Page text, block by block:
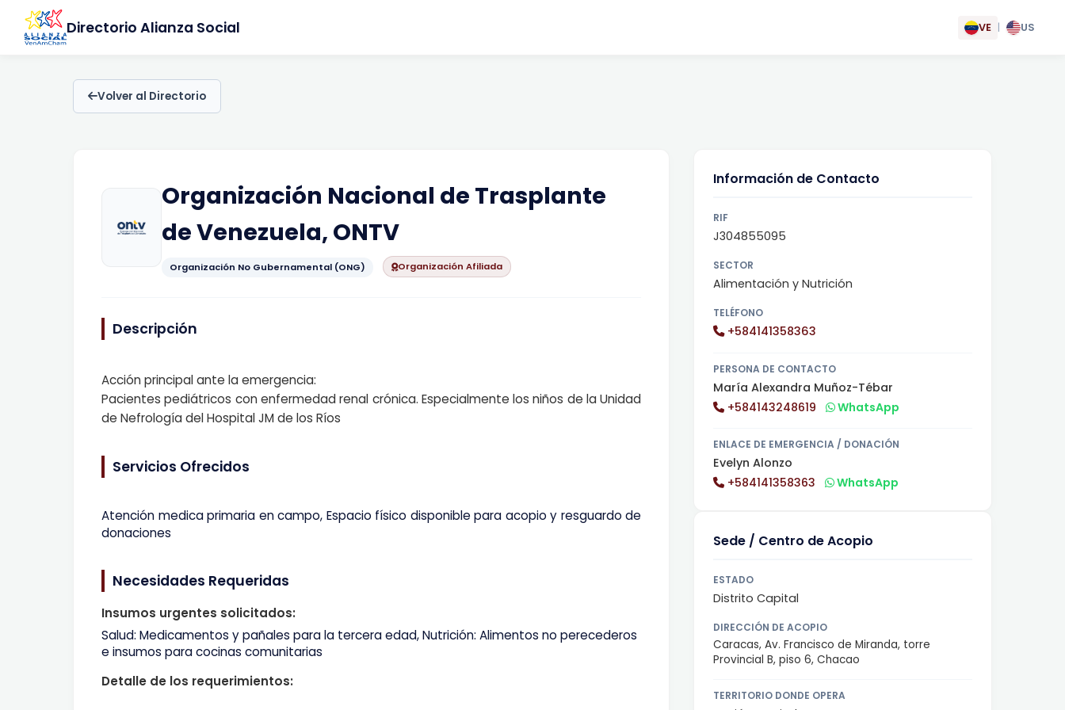
Directorio Alianza Social VE | US
Volver al Directorio
Organización Nacional de Trasplante
de Venezuela, ONTV
Organización No Gubernamental (ONG) Organización Afiliada
Descripción
Acción principal ante la emergencia:
Pacientes pediátricos con enfermedad renal crónica. Especialmente los niños de la Unidad
de Nefrología del Hospital JM de los Ríos
Servicios Ofrecidos
Atención medica primaria en campo, Espacio físico disponible para acopio y resguardo de
donaciones
Necesidades Requeridas
Insumos urgentes solicitados:
Salud: Medicamentos y pañales para la tercera edad, Nutrición: Alimentos no perecederos
e insumos para cocinas comunitarias
Detalle de los requerimientos:
Información de Contacto
RIF
J304855095
SECTOR
Alimentación y Nutrición
TELÉFONO
+584141358363
PERSONA DE CONTACTO
María Alexandra Muñoz-Tébar
+584143248619
WhatsApp
ENLACE DE EMERGENCIA / DONACIÓN
Evelyn Alonzo
+584141358363
WhatsApp
Sede / Centro de Acopio
ESTADO
Distrito Capital
DIRECCIÓN DE ACOPIO
Caracas, Av. Francisco de Miranda, torre
Provincial B, piso 6, Chacao
TERRITORIO DONDE OPERA